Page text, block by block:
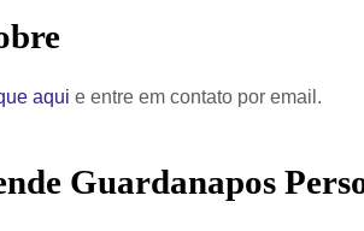
aqui e entre em contato por email.
Guardanapos